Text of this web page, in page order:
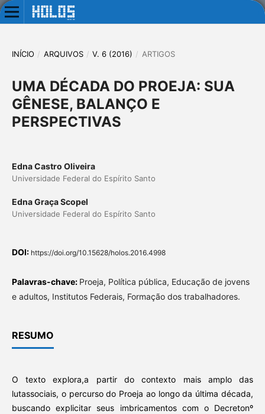
INÍCIO / ARQUIVOS / V. 6 (2016) / ARTIGOS
UMA DÉCADA DO PROEJA: SUA
GÊNESE, BALANÇO E
PERSPECTIVAS
Edna Castro Oliveira
Universidade Federal do Espírito Santo
Edna Graça Scopel
Universidade Federal do Espírito Santo
DOI: https://doi.org/10.15628/holos.2016.4998
Palavras-chave: Proeja, Política pública, Educação de jovens
e adultos, Institutos Federais, Formação dos trabalhadores.
RESUMO
O texto explora,a partir do contexto mais amplo das
lutassociais, o percurso do Proeja ao longo da última década,
buscando explicitar seus imbricamentos com o Decretonº